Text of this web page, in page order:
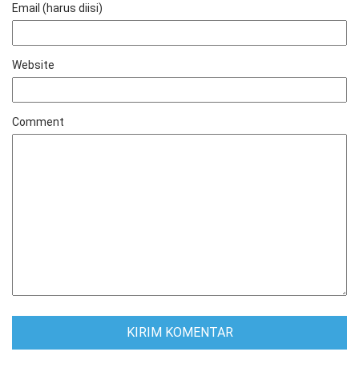
Email (harus diisi)
Website
Comment